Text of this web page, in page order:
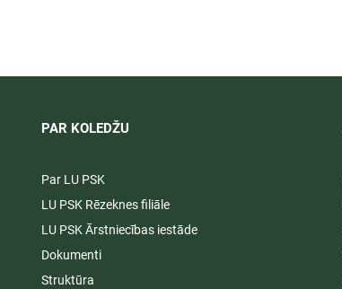
PAR KOLEDŽU
Par LU PSK
LU PSK Rēzeknes filiāle
LU PSK Ārstniecības iestāde
Dokumenti
Struktūra